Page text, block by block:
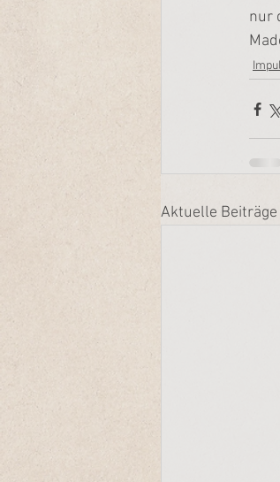
nur
Aktuelle Beiträge